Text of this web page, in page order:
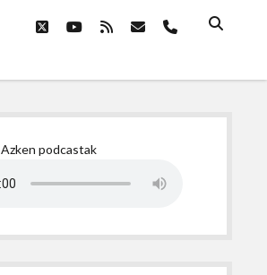
twitteryoutube
rss emailphone
Azken podcastak